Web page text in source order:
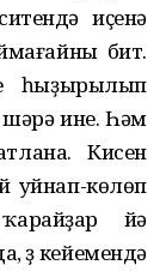
иҫенә
бит.
һыҙырылып
шәрә ине. Һәм
Кисен
уйнап-көлөп
йә
үҙ кейемендә